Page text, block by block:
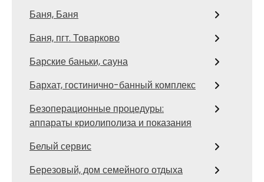
Баня, Баня
Баня, пгт. Товарково
Барские баньки, сауна
Бархат, гостинично-банный комплекс
Безоперационные процедуры:
аппараты криолиполиза и показания
Белый сервис
Березовый, дом семейного отдыха